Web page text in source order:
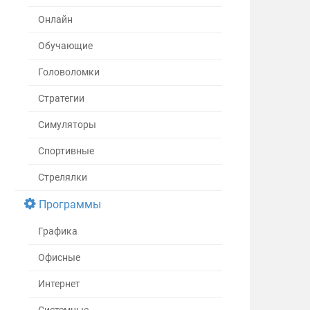
Онлайн
Обучающие
Головоломки
Стратегии
Симуляторы
Спортивные
Стрелялки
Программы
Графика
Офисные
Интернет